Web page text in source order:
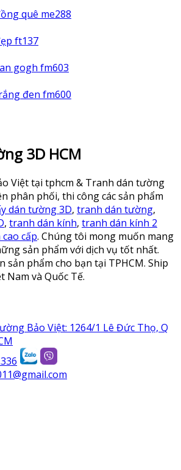
quê me288
ft137
gogh fm603
đen fm600
3D HCM
Việt tại tphcm & Tranh dán tường
phân phối, thi công các sản phẩm
dán tường 3D, tranh dán tường,
, tranh dán kính, tranh dán kính 2
cấp. Chúng tôi mong muốn mang
sản phẩm với dịch vụ tốt nhất.
sản phẩm cho bạn tại TPHCM. Ship
Nam và Quốc Tế.
Bảo Việt: 1264/1 Lê Đức Thọ, Q